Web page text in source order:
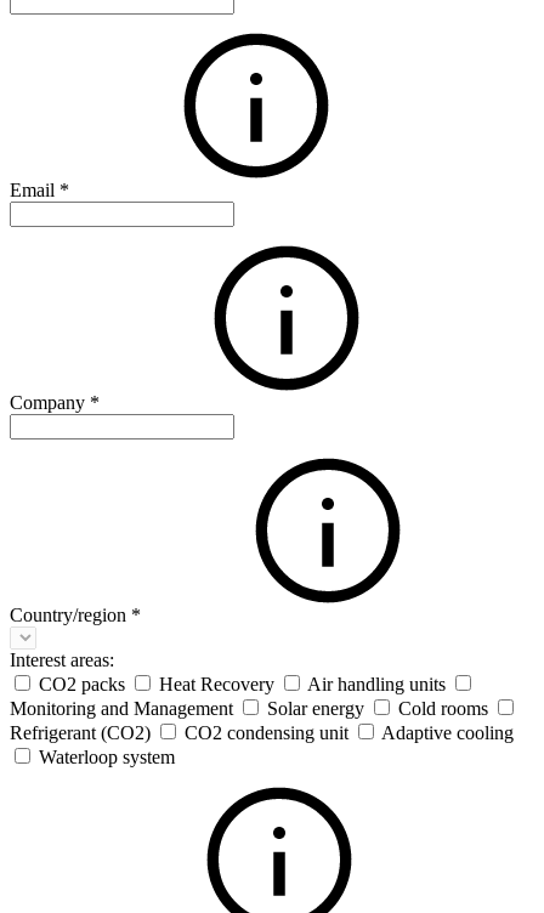
Email *
Company *
Country/region *
Interest areas:
CO2 packs
Heat Recovery
Air handling units
Monitoring and Management
Solar energy
Cold rooms
Refrigerant (CO2)
CO2 condensing unit
Adaptive cooling
Waterloop system